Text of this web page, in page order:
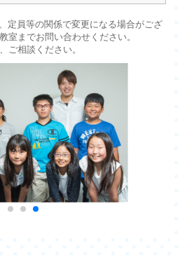
員等の関係で変更になる場合がござ
室までお問い合わせください。
ご相談ください。